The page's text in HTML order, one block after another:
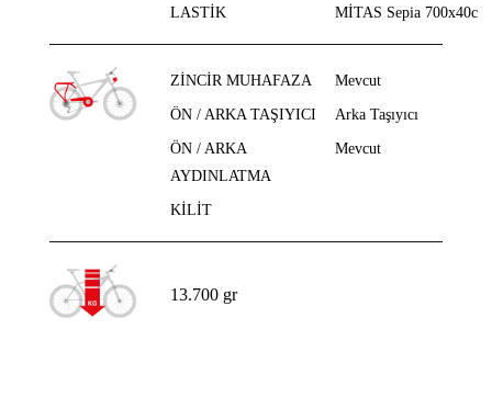
LASTİK MİTAS Sepia 700x40c
ZİNCİR MUHAFAZA Mevcut
ÖN / ARKA TAŞIYICI Arka Taşıyıcı
ÖN / ARKA
AYDINLATMA
Mevcut
KİLİT
13.700 gr